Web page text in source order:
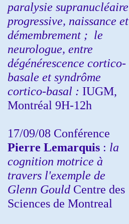
paralysie supranucléaire
progressive, naissance et
démembrement ; le
neurologue, entre
dégénérescence cortico-
basale et syndrôme
cortico-basal : IUGM,
Montréal 9H-12h
17/09/08 Conférence
Pierre Lemarquis : la
cognition motrice à
travers l'exemple de
Glenn Gould Centre des
Sciences de Montreal